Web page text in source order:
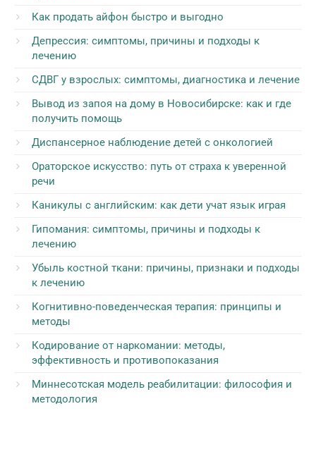
Как продать айфон быстро и выгодно
Депрессия: симптомы, причины и подходы к
лечению
СДВГ у взрослых: симптомы, диагностика и лечение
Вывод из запоя на дому в Новосибирске: как и где
получить помощь
Диспансерное наблюдение детей с онкологией
Ораторское искусство: путь от страха к уверенной
речи
Каникулы с английским: как дети учат язык играя
Гипомания: симптомы, причины и подходы к
лечению
Убыль костной ткани: причины, признаки и подходы
к лечению
Когнитивно-поведенческая терапия: принципы и
методы
Кодирование от наркомании: методы,
эффективность и противопоказания
Миннесотская модель реабилитации: философия и
методология